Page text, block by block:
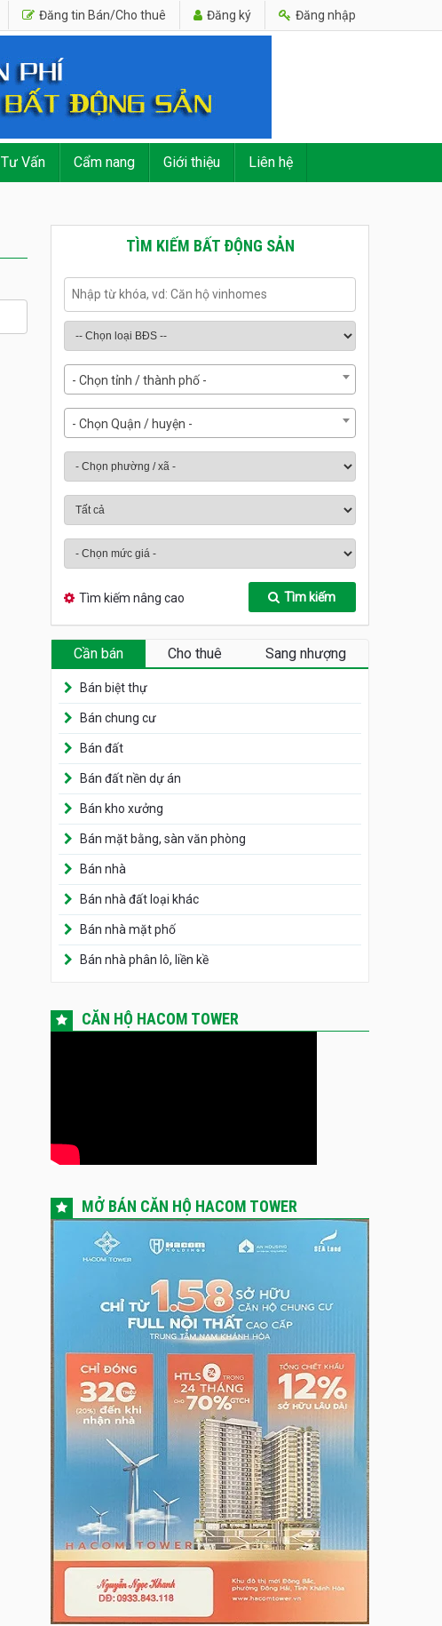
Đăng tin Bán/Cho thuê Đăng ký Đăng nhập
Tư Vấn Cẩm nang Giới thiệu Liên hệ
TÌM KIẾM BẤT ĐỘNG SẢN
- Chọn tỉnh / thành phố -
- Chọn Quận / huyện -
Tìm kiếm nâng cao Tìm kiếm
Cần bán Cho thuê Sang nhượng
Bán biệt thự
Bán chung cư
Bán đất
Bán đất nền dự án
Bán kho xưởng
Bán mặt bằng, sàn văn phòng
Bán nhà
Bán nhà đất loại khác
Bán nhà mặt phố
Bán nhà phân lô, liền kề
CĂN HỘ HACOM TOWER
MỞ BÁN CĂN HỘ HACOM TOWER